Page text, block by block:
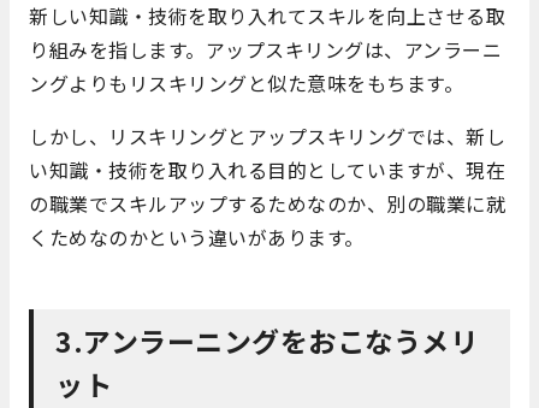
新しい知識・技術を取り入れてスキルを向上させる取
り組みを指します。アップスキリングは、アンラーニ
ングよりもリスキリングと似た意味をもちます。
しかし、リスキリングとアップスキリングでは、新し
い知識・技術を取り入れる目的としていますが、現在
の職業でスキルアップするためなのか、別の職業に就
くためなのかという違いがあります。
3.アンラーニングをおこなうメリ
ット